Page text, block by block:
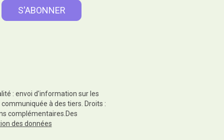
: envoi d'information sur les
à des tiers. Droits :
complémentaires.Des
des données